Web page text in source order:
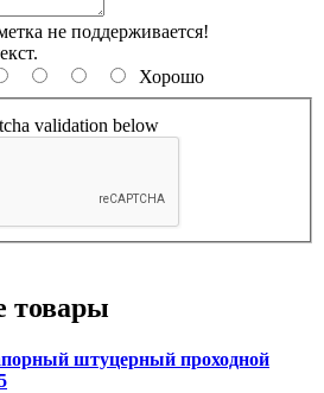
не поддерживается!
Хорошо
validation below
товары
штуцерный проходной